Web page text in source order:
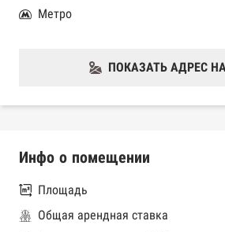
Метро
ПОКАЗАТЬ АДРЕС
Инфо о помещении
Площадь
Общая арендная ставка